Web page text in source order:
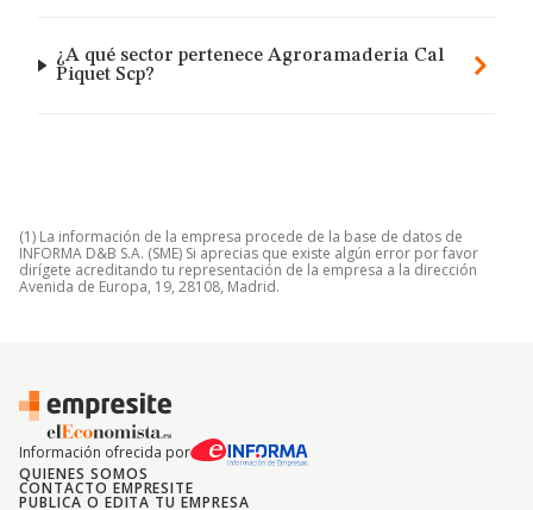
¿A qué sector pertenece Agroramaderia Cal
Piquet Scp?
(1) La información de la empresa procede de la base de datos de
INFORMA D&B S.A. (SME) Si aprecias que existe algún error por favor
dirígete acreditando tu representación de la empresa a la dirección
Avenida de Europa, 19, 28108, Madrid.
Información ofrecida por
QUIENES SOMOS
CONTACTO EMPRESITE
PUBLICA O EDITA TU EMPRESA